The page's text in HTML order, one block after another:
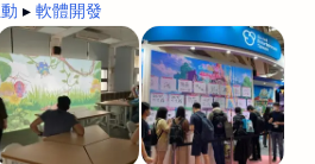
軟體開發